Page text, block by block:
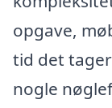
opgave,
tid det
nogle